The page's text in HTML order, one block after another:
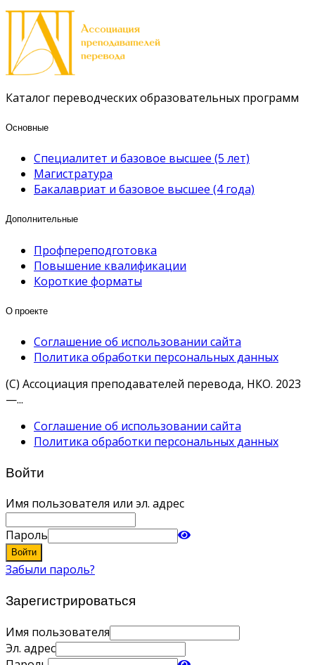
Каталог переводческих образовательных программ
Основные
Специалитет и базовое высшее (5 лет)
Магистратура
Бакалавриат и базовое высшее (4 года)
Дополнительные
Профпереподготовка
Повышение квалификации
Короткие форматы
О проекте
Соглашение об использовании сайта
Политика обработки персональных данных
(С) Ассоциация преподавателей перевода, НКО. 2023
—...
Соглашение об использовании сайта
Политика обработки персональных данных
Войти
Имя пользователя или эл. адрес
Пароль
Войти
Забыли пароль?
Зарегистрироваться
Имя пользователя
Эл. адрес